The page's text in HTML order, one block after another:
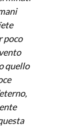
poco
quello